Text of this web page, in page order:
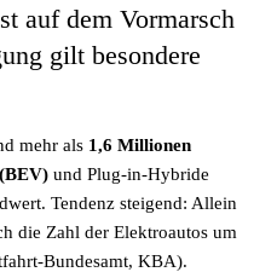
auf dem Vormarsch
gilt besondere
mehr als 1,6 Millionen
und Plug-in-Hybride
Tendenz steigend: Allein
die Zahl der Elektroautos um
Bundesamt, KBA).